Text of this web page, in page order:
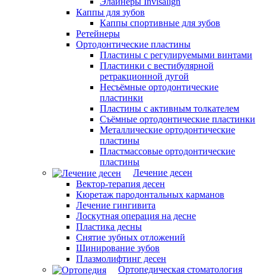
Каппы для зубов
Каппы спортивные для зубов
Ретейнеры
Ортодонтические пластины
Пластины с регулируемыми винтами
Пластинки с вестибулярной
ретракционной дугой
Несъёмные ортодонтические
пластинки
Пластины с активным толкателем
Съёмные ортодонтические пластинки
Металлические ортодонтические
пластины
Пластмассовые ортодонтические
пластины
Лечение десен
Вектор-терапия десен
Кюретаж пародонтальных карманов
Лечение гингивита
Лоскутная операция на десне
Пластика десны
Снятие зубных отложений
Шинирование зубов
Плазмолифтинг десен
Ортопедическая стоматология